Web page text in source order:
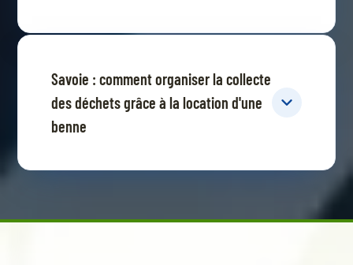
Savoie : comment organiser la collecte
des déchets grâce à la location d'une
benne